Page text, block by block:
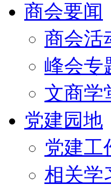
商会要闻
商会活
峰会专
文商学
党建园地
党建工
相关学